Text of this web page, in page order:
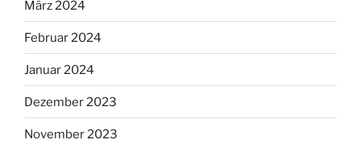
März 2024
Februar 2024
Januar 2024
Dezember 2023
November 2023